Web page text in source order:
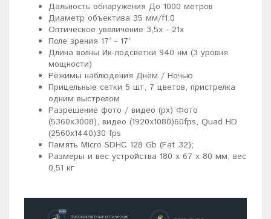
Дальность обнаружения До 1000 метров
Диаметр объектива 35 мм/f1.0
Оптическое увеличение 3,5х - 21х
Поле зрения 17° - 17°
Длина волны Ик-подсветки 940 нм (3 уровня
мощности)
Режимы наблюдения Днем / Ночью
Прицельные сетки 5 шт, 7 цветов, пристрелка
одним выстрелом
Разрешение фото / видео (px) Фото
(5360х3008), видео (1920х1080)60fps, Quad HD
(2560x1440)30 fps
Память Micro SDHC 128 Gb (Fat 32);
Размеры и вес устройства 180 x 67 х 80 мм, вес
0,51 кг